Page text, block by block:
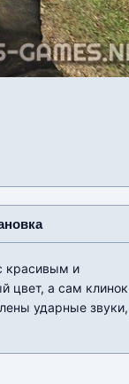
красивым и
цвет, а сам клинок
ударные звуки,